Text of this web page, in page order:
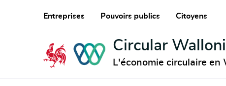
Entreprises Pouvoirs publics Citoyens
Circular
L'économie circulaire en